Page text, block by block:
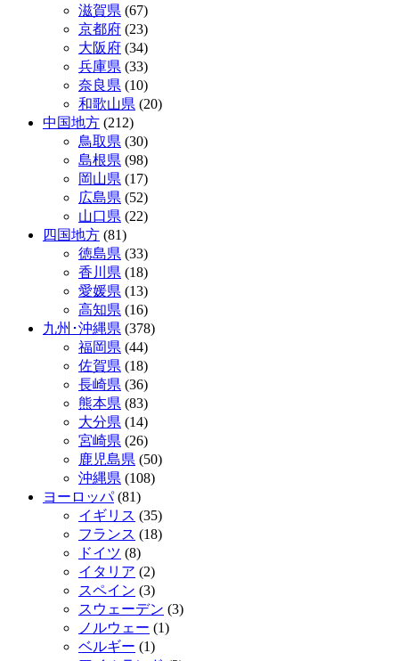
滋賀県 (67)
京都府 (23)
大阪府 (34)
兵庫県 (33)
奈良県 (10)
和歌山県 (20)
中国地方 (212)
鳥取県 (30)
島根県 (98)
岡山県 (17)
広島県 (52)
山口県 (22)
四国地方 (81)
徳島県 (33)
香川県 (18)
愛媛県 (13)
高知県 (16)
九州･沖縄県 (378)
福岡県 (44)
佐賀県 (18)
長崎県 (36)
熊本県 (83)
大分県 (14)
宮崎県 (26)
鹿児島県 (50)
沖縄県 (108)
ヨーロッパ(81)
イギリス (35)
フランス (18)
ドイツ (8)
イタリア (2)
スペイン (3)
スウェーデン (3)
ノルウェー (1)
ベルギー (1)